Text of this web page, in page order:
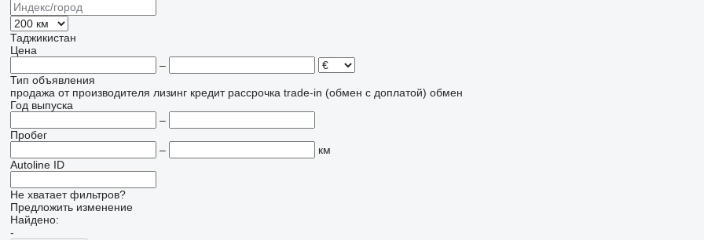
Таджикистан
Цена
–
Тип объявления
продажа от производителя лизинг кредит рассрочка trade-in (обмен с доплатой) обмен
Год выпуска
–
Пробег
–
км
Autoline ID
Не хватает фильтров?
Предложить изменение
Найдено:
-